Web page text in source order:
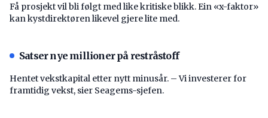
Få prosjekt vil bli følgt med like kritiske blikk. Ein «x-faktor»
kan kystdirektøren likevel gjere lite med.
Satser nye millioner på restråstoff
Hentet vekstkapital etter nytt minusår. – Vi investerer for
framtidig vekst, sier Seagems-sjefen.